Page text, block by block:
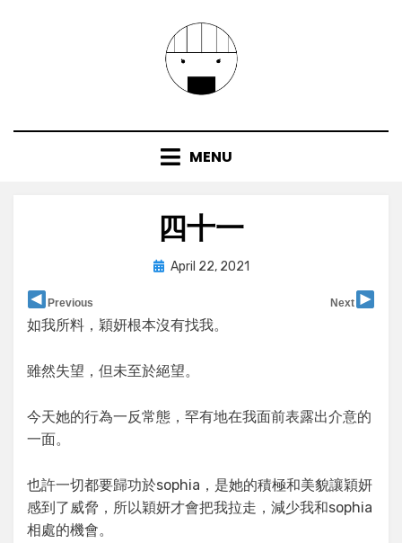
MENU
四十一
byuser
Posted
April 22, 2021
Previous Next
如我所料，穎妍根本沒有找我。
雖然失望，但未至於絕望。
今天她的行為一反常態，罕有地在我面前表露出介意的
一面。
也許一切都要歸功於sophia，是她的積極和美貌讓穎妍
感到了威脅，所以穎妍才會把我拉走，減少我和sophia
相處的機會。